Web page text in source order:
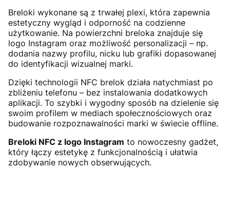
Breloki wykonane są z trwałej plexi, która zapewnia
estetyczny wygląd i odporność na codzienne
użytkowanie. Na powierzchni breloka znajduje się
logo Instagram oraz możliwość personalizacji – np.
dodania nazwy profilu, nicku lub grafiki dopasowanej
do identyfikacji wizualnej marki.
Dzięki technologii NFC brelok działa natychmiast po
zbliżeniu telefonu – bez instalowania dodatkowych
aplikacji. To szybki i wygodny sposób na dzielenie się
swoim profilem w mediach społecznościowych oraz
budowanie rozpoznawalności marki w świecie offline.
Breloki NFC z logo Instagram to nowoczesny gadżet,
który łączy estetykę z funkcjonalnością i ułatwia
zdobywanie nowych obserwujących.